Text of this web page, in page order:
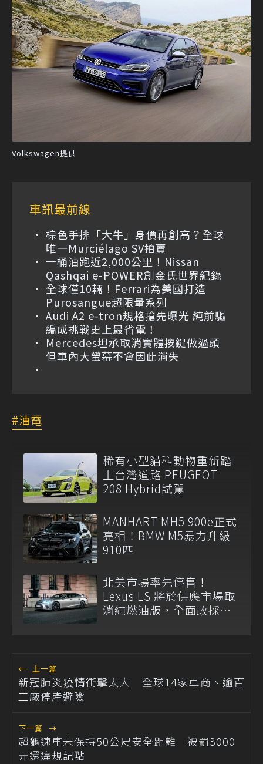
Volkswagen提供
車訊最前線
棕色手排「大牛」身價再創高？全球
唯一Murciélago SV拍賣
一桶油跑近2,000公里！Nissan
Qashqai e-POWER創金氏世界紀錄
全球僅10輛！Ferrari為美國打造
Purosangue超限量系列
Audi A2 e-tron規格搶先曝光 純前驅
編成挑戰史上最省電！
Mercedes坦承取消實體按鍵做過頭
但車內大螢幕不會因此消失
油電
稀有小型貓科動物重新踏
上台灣道路 PEUGEOT
208 Hybrid試駕
MANHART MH5 900e正式
亮相！BMW M5暴力升級
910匹
北美市場率先停售！
Lexus LS 將於供應市場取
消純燃油版，全面改採單
← 上一篇
新冠肺炎疫情衝擊太大 全球14家車商、逾百
工廠停產避險
下一篇 →
超龜速車未保持50公尺安全距離 被罰3000
元還違規記點